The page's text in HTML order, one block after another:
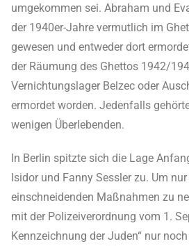
umgekommen sei. Abraham und
der 1940er-Jahre vermutlich im
gewesen und entweder dort
der Räumung des Ghettos 1942/
Vernichtungslager Belzec oder
ermordet worden. Jedenfalls
wenigen Überlebenden.
In Berlin spitzte sich die Lage
Isidor und Fanny Sessler zu. Um
einschneidenden Maßnahmen zu
mit der Polizeiverordnung vom 1.
Kennzeichnung der Juden“ nur